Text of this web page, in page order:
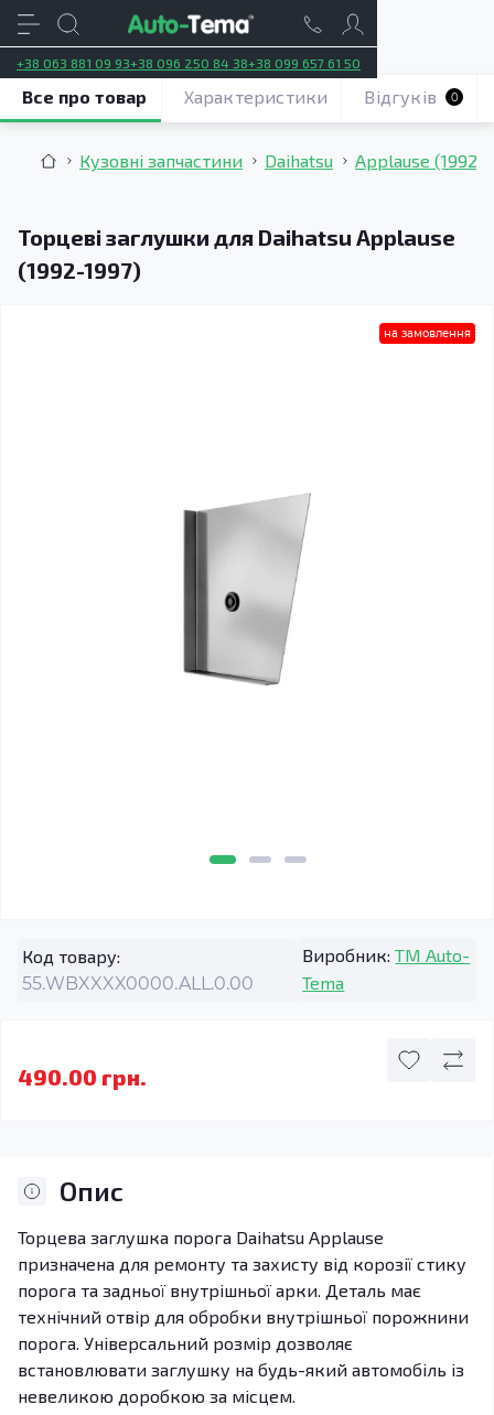
+38 063 881 09 93+38 096 250 84 38+38 099 657 61 50
Кузовні запчастини Daihatsu Applause
Торцеві заглушки для Daihatsu Applause
(1992-1997)
Все про товар Характеристики Відгуків 0
на замовлення
Код товару:
55.WBXXXX0000.ALL.0.00
Виробник: TM Auto-
Tema
490.00 грн.
Опис
Торцева заглушка порога Daihatsu Applause
призначена для ремонту та захисту від корозії стику
порога та задньої внутрішньої арки. Деталь має
технічний отвір для обробки внутрішньої порожнини
порога. Універсальний розмір дозволяє
встановлювати заглушку на будь-який автомобіль із
невеликою доробкою за місцем.